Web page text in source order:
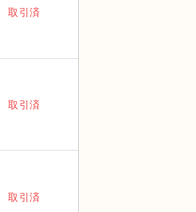
取引済
取引済
取引済